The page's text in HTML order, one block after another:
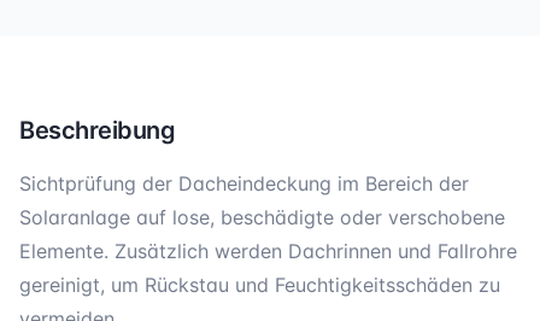
Beschreibung
Sichtprüfung der Dacheindeckung im Bereich der
Solaranlage auf lose, beschädigte oder verschobene
Elemente. Zusätzlich werden Dachrinnen und Fallrohre
gereinigt, um Rückstau und Feuchtigkeitsschäden zu